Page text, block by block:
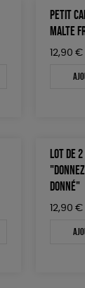
PETIT
MALTE
12,90 €
LOT DE
DONNÉ"
12,90 €